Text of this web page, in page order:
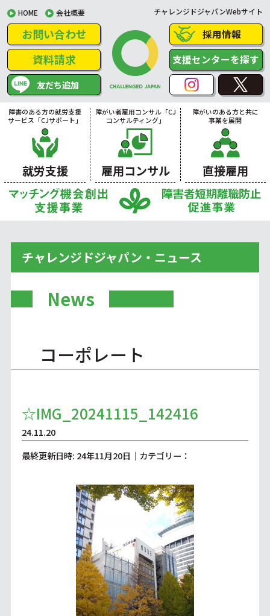
HOME 会社概要 チャレンジドジャパンWebサイト
お問い合わせ
資料請求
友だち追加
採用情報
支援センターを探す
障害のある方の就労支援
サービス「CJサポート」
就労支援
障がい者雇用コンサル「CJ
コンサルティング」
雇用コンサル
障がいのある方と共に
事業を展開
直接雇用
チャレンジドジャパン・ニュース
News
コーポレート
☆IMG_20241115_142416
24.11.20
最終更新日時: 24年11月20日｜カテゴリー：